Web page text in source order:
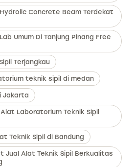
Concrete Beam Terdekat
Umum Di Tanjung Pinang Free
Terjangkau
teknik sipil di medan
Jakarta
Laboratorium Teknik Sipil
Teknik Sipil di Bandung
Jual Alat Teknik Sipil Berkualitas